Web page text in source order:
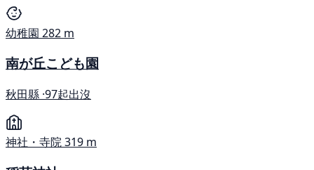
幼稚園 282 m
南が丘こども園
秋田縣 ·97起出沒
神社・寺院319 m